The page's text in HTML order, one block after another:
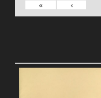
›
»